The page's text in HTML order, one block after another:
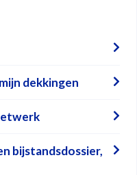
dekkingen
bijstandsdossier,